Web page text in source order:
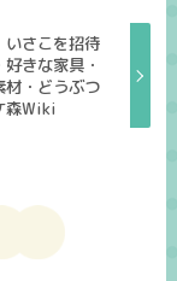
いさこを招待
きな家具・
材・どうぶつ
森Wiki